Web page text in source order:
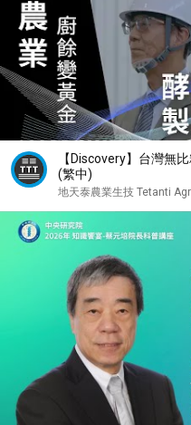
【Discovery】台灣無
(繁中)
地天泰農業生技 Tetanti